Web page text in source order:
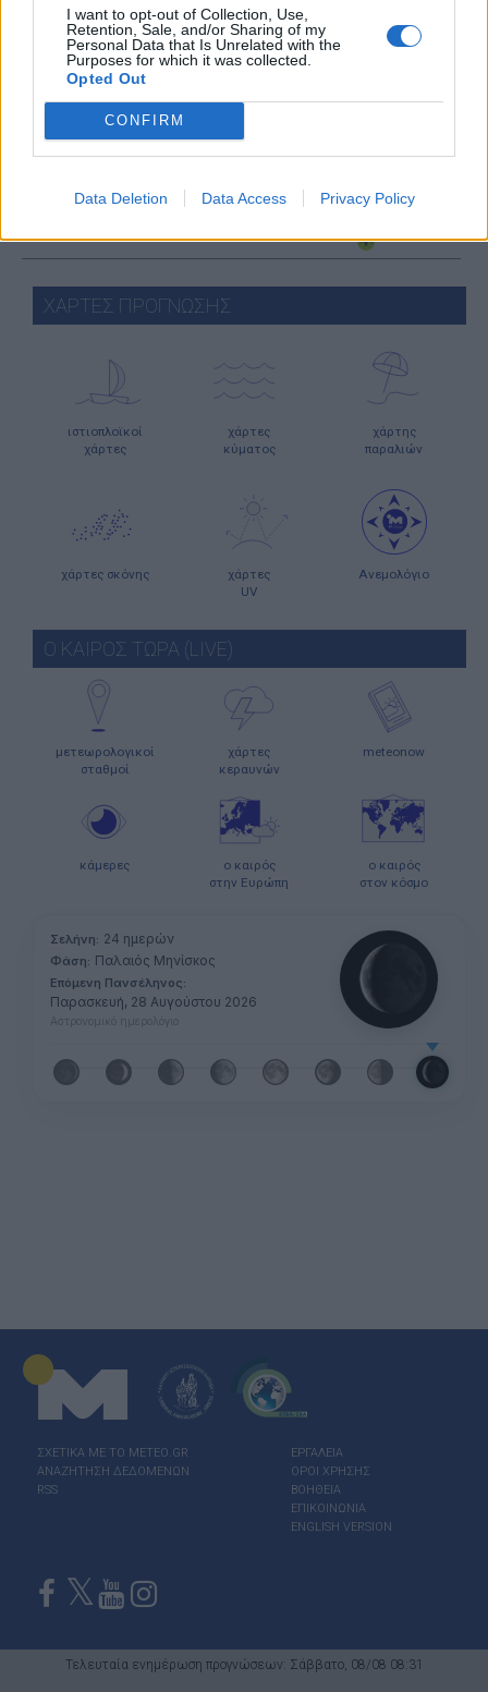
I want to opt-out of Collection, Use,
Retention, Sale, and/or Sharing of my
Personal Data that Is Unrelated with the
Purposes for which it was collected.
Opted Out
CONFIRM
Data Deletion Data Access Privacy Policy
16 Km/h
ΚΑΘΑΡΟΣ
34°C
3 Μπφ B
ΛΙΓΑ ΣΥΝΝΕΦΑ
ΠΑΡΑΣΚΕΥΗ14 ΑΥΓΟΥΣΤΟΥ
29 °C
4 Μπφ BA
ΧΑΡΤΕΣ ΠΡΟΓΝΩΣΗΣ
ιστιοπλοϊκοί
χάρτες
χάρτες
κύματος
χάρτης
παραλιών
χάρτες σκόνης
χάρτες
UV
Ανεμολόγιο
Ο ΚΑΙΡΟΣ ΤΩΡΑ (LIVE)
μετεωρολογικοί
σταθμοί
χάρτες
κεραυνών
meteonow
κάμερες
ο καιρός
στην Ευρώπη
ο καιρός
στον κόσμο
Σελήνη: 24 ημερών
Φάση: Παλαιός Μηνίσκος
Επόμενη Πανσέληνος:
Παρασκευή, 28 Αυγούστου 2026
Αστρονομικό ημερολόγιο
ΣΧΕΤΙΚΑ ΜΕ ΤΟ ΜΕΤΕΟ.GR
ΑΝΑΖΗΤΗΣΗ ΔΕΔΟΜΕΝΩΝ
RSS
ΕΡΓΑΛΕΙΑ
ΟΡΟΙ ΧΡΗΣΗΣ
ΒΟΗΘΕΙΑ
ΕΠΙΚΟΙΝΩΝΙΑ
ENGLISH VERSION
Τελευταία ενημέρωση προγνώσεων: Σάββατο, 08/08 08:31